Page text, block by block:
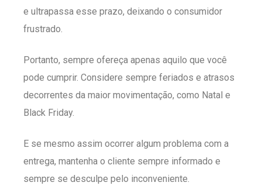
e ultrapassa esse prazo, deixando o consumidor
frustrado.
Portanto, sempre ofereça apenas aquilo que você
pode cumprir. Considere sempre feriados e atrasos
decorrentes da maior movimentação, como Natal e
Black Friday.
E se mesmo assim ocorrer algum problema com a
entrega, mantenha o cliente sempre informado e
sempre se desculpe pelo inconveniente.